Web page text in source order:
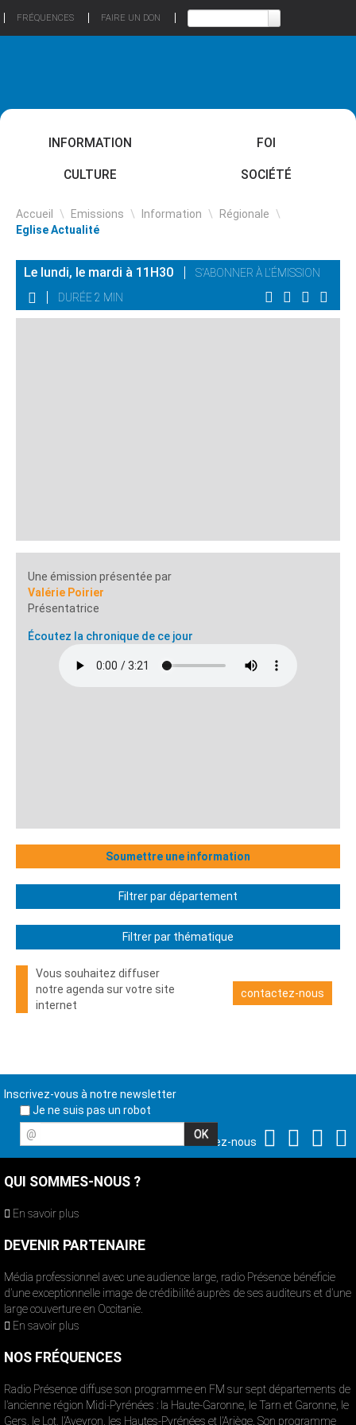
FRÉQUENCES FAIRE UN DON
INFORMATION FOI
CULTURE SOCIÉTÉ
Accueil \ Emissions \ Information \ Régionale \
Eglise Actualité
Le lundi, le mardi à 11H30
S'ABONNER À L'ÉMISSION
DURÉE 2 MIN
Une émission présentée par
Valérie Poirier
Présentatrice
Écoutez la chronique de ce jour
Soumettre une information
Filtrer par département
Filtrer par thématique
Vous souhaitez diffuser
notre agenda sur votre site
internet
contactez-nous
Inscrivez-vous à notre newsletter
Je ne suis pas un robot
@
Suivez-nous
QUI SOMMES-NOUS ?
En savoir plus
DEVENIR PARTENAIRE
Média professionnel avec une audience large, radio Présence bénéficie
d’une exceptionnelle image de crédibilité auprès de ses auditeurs et d’une
large couverture en Occitanie.
En savoir plus
NOS FRÉQUENCES
Radio Présence diffuse son programme en FM sur sept départements de
l’ancienne région Midi-Pyrénées : la Haute-Garonne, le Tarn et Garonne, le
Gers, le Lot, l’Aveyron, les Hautes-Pyrénées et l’Ariège. Son programme